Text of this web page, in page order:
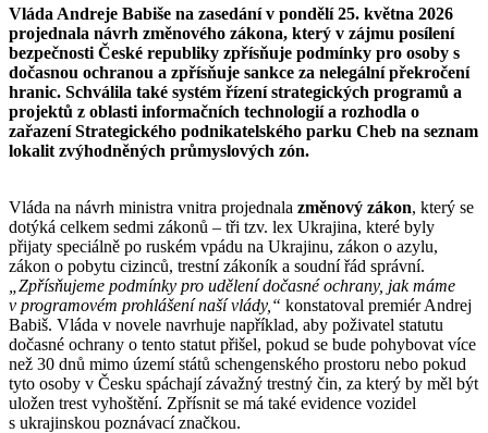
Vláda Andreje Babiše na zasedání v pondělí 25. května 2026
projednala návrh změnového zákona, který v zájmu posílení
bezpečnosti České republiky zpřísňuje podmínky pro osoby s
dočasnou ochranou a zpřísňuje sankce za nelegální překročení
hranic. Schválila také systém řízení strategických programů a
projektů z oblasti informačních technologií a rozhodla o
zařazení Strategického podnikatelského parku Cheb na seznam
lokalit zvýhodněných průmyslových zón.
Vláda na návrh ministra vnitra projednala změnový zákon, který se
dotýká celkem sedmi zákonů – tři tzv. lex Ukrajina, které byly
přijaty speciálně po ruském vpádu na Ukrajinu, zákon o azylu,
zákon o pobytu cizinců, trestní zákoník a soudní řád správní.
„Zpřísňujeme podmínky pro udělení dočasné ochrany, jak máme
v programovém prohlášení naší vlády,“ konstatoval premiér Andrej
Babiš. Vláda v novele navrhuje například, aby poživatel statutu
dočasné ochrany o tento statut přišel, pokud se bude pohybovat více
než 30 dnů mimo území států schengenského prostoru nebo pokud
tyto osoby v Česku spáchají závažný trestný čin, za který by měl být
uložen trest vyhoštění. Zpřísnit se má také evidence vozidel
s ukrajinskou poznávací značkou.